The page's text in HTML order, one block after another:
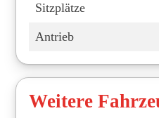
Sitzplätze
Antrieb
Weitere